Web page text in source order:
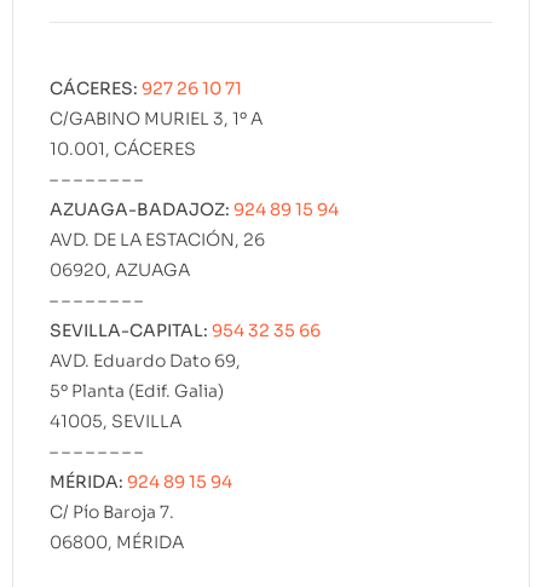
CÁCERES: 927 26 10 71
C/GABINO MURIEL 3, 1º A
10.001, CÁCERES
– – – – – – – –
AZUAGA-BADAJOZ: 924 89 15 94
AVD. DE LA ESTACIÓN, 26
06920, AZUAGA
– – – – – – – –
SEVILLA-CAPITAL: 954 32 35 66
AVD. Eduardo Dato 69,
5º Planta (Edif. Galia)
41005, SEVILLA
– – – – – – – –
MÉRIDA: 924 89 15 94
C/ Pío Baroja 7.
06800, MÉRIDA